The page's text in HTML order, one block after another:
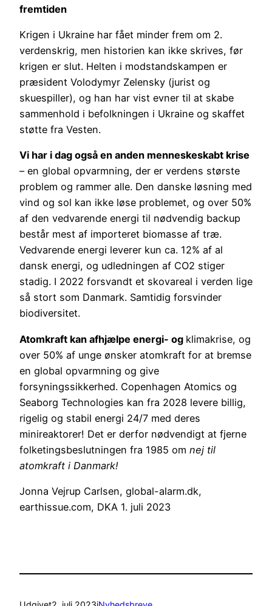
fremtiden
Krigen i Ukraine har fået minder frem om 2.
verdenskrig, men historien kan ikke skrives, før
krigen er slut. Helten i modstandskampen er
præsident Volodymyr Zelensky (jurist og
skuespiller), og han har vist evner til at skabe
sammenhold i befolkningen i Ukraine og skaffet
støtte fra Vesten.
Vi har i dag også en anden menneskeskabt krise
– en global opvarmning, der er verdens største
problem og rammer alle. Den danske løsning med
vind og sol kan ikke løse problemet, og over 50%
af den vedvarende energi til nødvendig backup
består mest af importeret biomasse af træ.
Vedvarende energi leverer kun ca. 12% af al
dansk energi, og udledningen af CO2 stiger
stadig. I 2022 forsvandt et skovareal i verden lige
så stort som Danmark. Samtidig forsvinder
biodiversitet.
Atomkraft kan afhjælpe energi- og klimakrise, og
over 50% af unge ønsker atomkraft for at bremse
en global opvarmning og give
forsyningssikkerhed. Copenhagen Atomics og
Seaborg Technologies kan fra 2028 levere billig,
rigelig og stabil energi 24/7 med deres
minireaktorer! Det er derfor nødvendigt at fjerne
folketingsbeslutningen fra 1985 om nej til
atomkraft i Danmark!
Jonna Vejrup Carlsen, global-alarm.dk,
earthissue.com, DKA 1. juli 2023